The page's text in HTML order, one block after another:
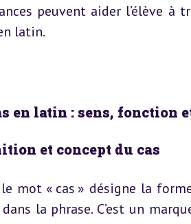
peuvent aider l’élève à
latin.
en latin : sens, fonction
et concept du cas
mot « cas » désigne la
la phrase. C’est un